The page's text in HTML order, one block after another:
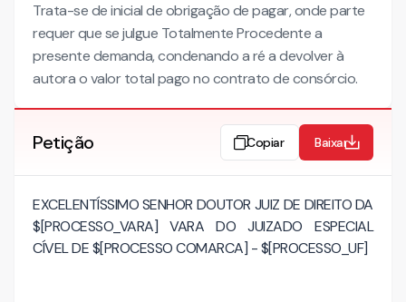
Trata-se de inicial de obrigação de pagar, onde parte
requer que se julgue Totalmente Procedente a
presente demanda, condenando a ré a devolver à
autora o valor total pago no contrato de consórcio.
Petição Copiar Baixar
EXCELENTÍSSIMO SENHOR DOUTOR JUIZ DE DIREITO DA
$[PROCESSO_VARA] VARA DO JUIZADO ESPECIAL
CÍVEL DE $[PROCESSO COMARCA] - $[PROCESSO_UF]